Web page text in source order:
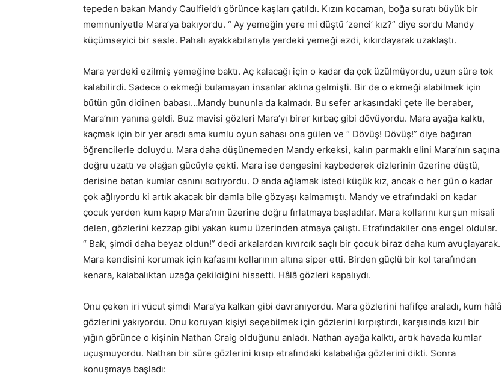
tepeden bakan Mandy Caulfield’ı görünce kaşları çatıldı. Kızın kocaman, boğa suratı büyük bir
memnuniyetle Mara’ya bakıyordu. “ Ay yemeğin yere mi düştü ‘zenci’ kız?” diye sordu Mandy
küçümseyici bir sesle. Pahalı ayakkabılarıyla yerdeki yemeği ezdi, kıkırdayarak uzaklaştı.
Mara yerdeki ezilmiş yemeğine baktı. Aç kalacağı için o kadar da çok üzülmüyordu, uzun süre tok
kalabilirdi. Sadece o ekmeği bulamayan insanlar aklına gelmişti. Bir de o ekmeği alabilmek için
bütün gün didinen babası…Mandy bununla da kalmadı. Bu sefer arkasındaki çete ile beraber,
Mara’nın yanına geldi. Buz mavisi gözleri Mara’yı birer kırbaç gibi dövüyordu. Mara ayağa kalktı,
kaçmak için bir yer aradı ama kumlu oyun sahası ona gülen ve “ Dövüş! Dövüş!” diye bağıran
öğrencilerle doluydu. Mara daha düşünemeden Mandy erkeksi, kalın parmaklı elini Mara’nın saçına
doğru uzattı ve olağan gücüyle çekti. Mara ise dengesini kaybederek dizlerinin üzerine düştü,
derisine batan kumlar canını acıtıyordu. O anda ağlamak istedi küçük kız, ancak o her gün o kadar
çok ağlıyordu ki artık akacak bir damla bile gözyaşı kalmamıştı. Mandy ve etrafındaki on kadar
çocuk yerden kum kapıp Mara’nın üzerine doğru fırlatmaya başladılar. Mara kollarını kurşun misali
delen, gözlerini kezzap gibi yakan kumu üzerinden atmaya çalıştı. Etrafındakiler ona engel oldular.
“ Bak, şimdi daha beyaz oldun!” dedi arkalardan kıvırcık saçlı bir çocuk biraz daha kum avuçlayarak.
Mara kendisini korumak için kafasını kollarının altına siper etti. Birden güçlü bir kol tarafından
kenara, kalabalıktan uzağa çekildiğini hissetti. Hâlâ gözleri kapalıydı.
Onu çeken iri vücut şimdi Mara’ya kalkan gibi davranıyordu. Mara gözlerini hafifçe araladı, kum hâlâ
gözlerini yakıyordu. Onu koruyan kişiyi seçebilmek için gözlerini kırpıştırdı, karşısında kızıl bir
yığın görünce o kişinin Nathan Craig olduğunu anladı. Nathan ayağa kalktı, artık havada kumlar
uçuşmuyordu. Nathan bir süre gözlerini kısıp etrafındaki kalabalığa gözlerini dikti. Sonra
konuşmaya başladı: